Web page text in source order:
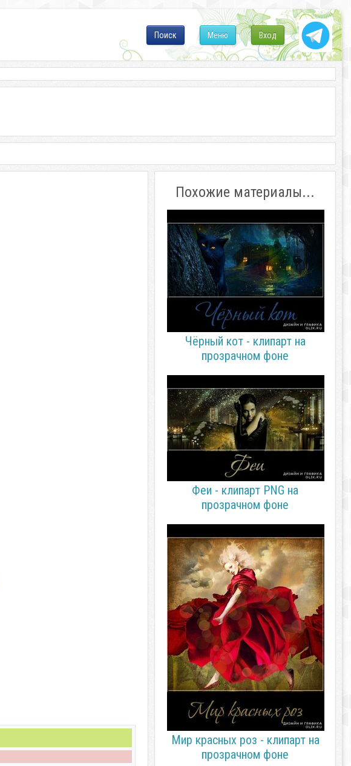
Вход
Меню
Поиск
Похожие материалы...
Чёрный кот - клипарт на
прозрачном фоне
Феи - клипарт PNG на
прозрачном фоне
Мир красных роз - клипарт на
прозрачном фоне